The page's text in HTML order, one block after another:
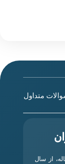
متداول
با دارابودن سابقه 30 ساله، از سال